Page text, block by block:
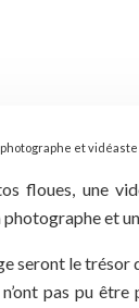
et
floues, une
et
seront le
pas pu